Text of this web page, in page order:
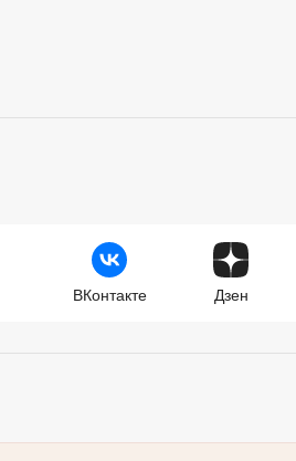
ВКонтакте Дзен